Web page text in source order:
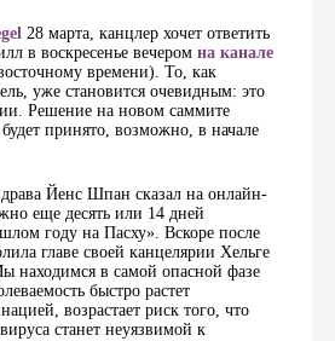
28 марта, канцлер хочет ответить
в воскресенье вечером на канале
времени). То, как
уже становится очевидным: это
Решение на новом саммите
принято, возможно, в начале
Йенс Шпан сказал на онлайн-
еще десять или 14 дней
году на Пасху». Вскоре после
главе своей канцелярии Хельге
находимся в самой опасной фазе
быстро растет
возрастает риск того, что
станет неуязвимой к